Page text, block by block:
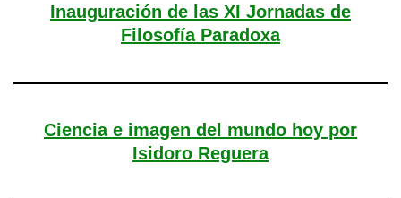
Inauguración de las XI Jornadas de
Filosofía Paradoxa
Ciencia e imagen del mundo hoy por
Isidoro Reguera